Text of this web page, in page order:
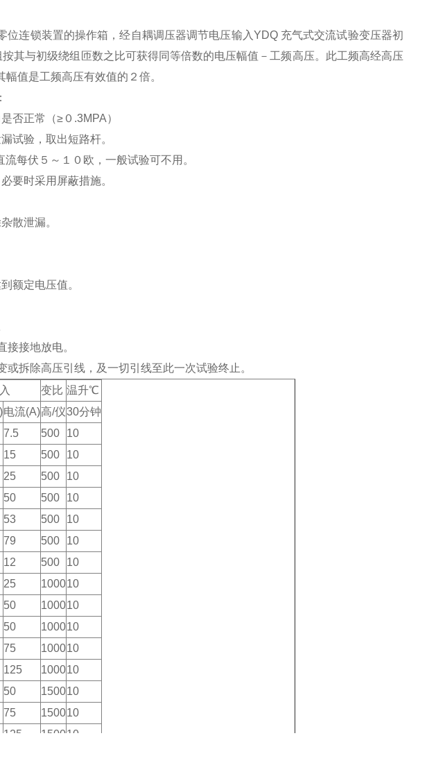
连锁装置的操作箱，经自耦调压器调节电压输入YDQ 充气式交流试验变压器初
其与初级绕组匝数之比可获得同等倍数的电压幅值－工频高压。此工频高经高压
值是工频高压有效值的２倍。
否正常（≥０.3MPA）
试验，取出短路杆。
每伏５～１０欧，一般试验可不用。
要时采用屏蔽措施。
散泄漏。
额定电压值。
接地放电。
拆除高压引线，及一切引线至此一次试验终止。
变比 温升℃
电流(A)高/仪30分钟
7.5 500
10
15 500
10
25 500
10
50 500
10
53 500
10
79 500
10
12 500
10
25 100010
50 100010
50 100010
75 100010
125 100010
50 150010
75 150010
125 150010